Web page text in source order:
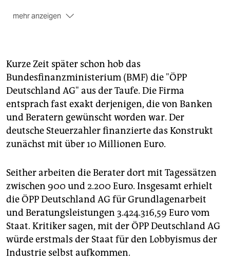
mehr anzeigen
Josef Ackermann. Mitglied war auch das BMF.
KfW: Kreditanstalt für Wiederaufbau.Bundeseigene
Investitionsbank.
McKinsey:Unternehmensberatung mit weltweit circa
9.000 Beratern.
ÖPP:Abkürzung füröffentlich-private "Partnerschaft",
> PPPgenannt.
ÖPP Deutschland AG: Teilprivatisierte Gesellschaft
zum Zweck der Beratung des Staates bei
Infrastrukturprojekten.
PDG: Partnerschaften Deutschland GmbH,
ursprünglicher Arbeitstitel für die Firma, die später
als ->ÖPP Deutschland AGrealisiert wurde.
Kurze Zeit später schon hob das
Bundesfinanzministerium (BMF) die "ÖPP
Deutschland AG" aus der Taufe. Die Firma
entsprach fast exakt derjenigen, die von Banken
und Beratern gewünscht worden war. Der
deutsche Steuerzahler finanzierte das Konstrukt
zunächst mit über 10 Millionen Euro.
Seither arbeiten die Berater dort mit Tagessätzen
zwischen 900 und 2.200 Euro. Insgesamt erhielt
die ÖPP Deutschland AG für Grundlagenarbeit
und Beratungsleistungen 3.424.316,59 Euro vom
Staat. Kritiker sagen, mit der ÖPP Deutschland AG
würde erstmals der Staat für den Lobbyismus der
Industrie selbst aufkommen.